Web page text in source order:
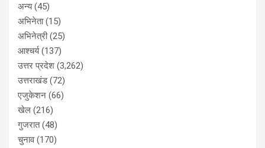
अन्य(45)
अभिनेता(15)
अभिनेत्री(25)
आश्चर्य(137)
उत्तर प्रदेश (3,262)
उत्तराखंड(72)
एजुकेशन (66)
खेल (216)
गुजरात(48)
चुनाव(170)